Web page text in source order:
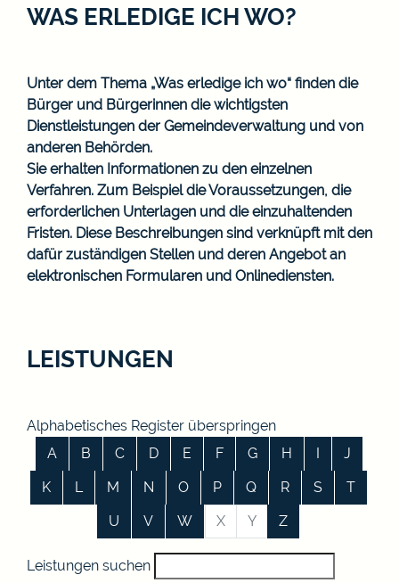
WAS ERLEDIGE ICH WO?
Unter dem Thema „Was erledige ich wo“ finden die
Bürger und Bürgerinnen die wichtigsten
Dienstleistungen der Gemeindeverwaltung und von
anderen Behörden.
Sie erhalten Informationen zu den einzelnen
Verfahren. Zum Beispiel die Voraussetzungen, die
erforderlichen Unterlagen und die einzuhaltenden
Fristen. Diese Beschreibungen sind verknüpft mit den
dafür zuständigen Stellen und deren Angebot an
elektronischen Formularen und Onlinediensten.
LEISTUNGEN
Alphabetisches Register überspringen
A
B C D E F G H I
J
K
L M N O P Q R S
T
U
V W X Y Z
Leistungen suchen